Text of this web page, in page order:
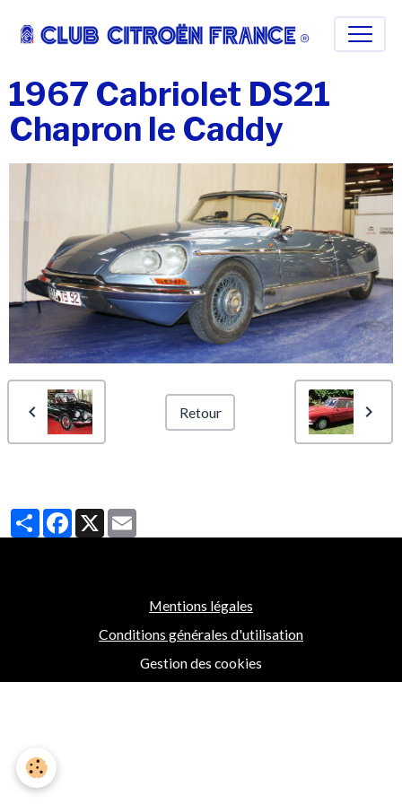
1967 Cabriolet DS21
Chapron le Caddy
Retour
PartagerFacebook
X
Mentions légales
Conditions générales d'utilisation
Gestion des cookies